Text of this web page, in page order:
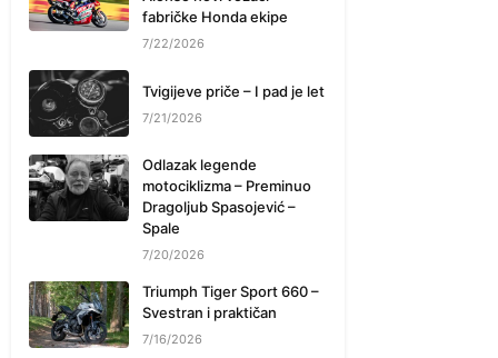
fabričke Honda ekipe
7/22/2026
Tvigijeve priče – I pad je let
7/21/2026
Odlazak legende
motociklizma – Preminuo
Dragoljub Spasojević –
Spale
7/20/2026
Triumph Tiger Sport 660 –
Svestran i praktičan
7/16/2026